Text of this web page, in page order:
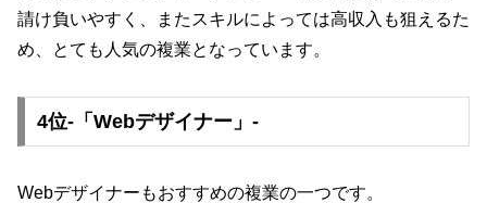
請け負いやすく、またスキルによっては高収入も狙えるた
め、とても人気の複業となっています。
4位-「Webデザイナー」-
Webデザイナーもおすすめの複業の一つです。